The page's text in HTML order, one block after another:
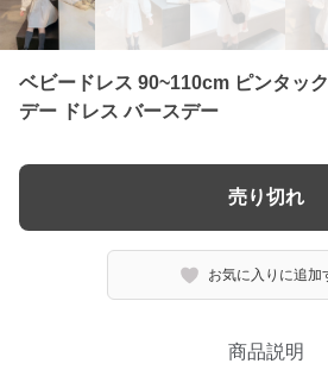
ベビードレス 90~110cm ピンタッ
デー ドレス バースデー
売り切れ
お気に入りに追加
商品説明